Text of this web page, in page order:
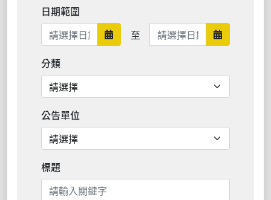
日期範圍
日期範圍開始
至 日期範圍結束 日期範圍
分類
公告單位
標題